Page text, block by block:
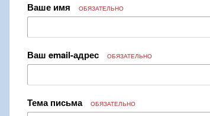
Ваше имя ОБЯЗАТЕЛЬНО
Ваш email-адрес ОБЯЗАТЕЛЬНО
Тема письма ОБЯЗАТЕЛЬНО